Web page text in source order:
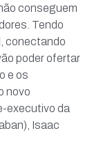
conseguem
Tendo
conectando
poder ofertar
e os
novo
executivo da
Isaac